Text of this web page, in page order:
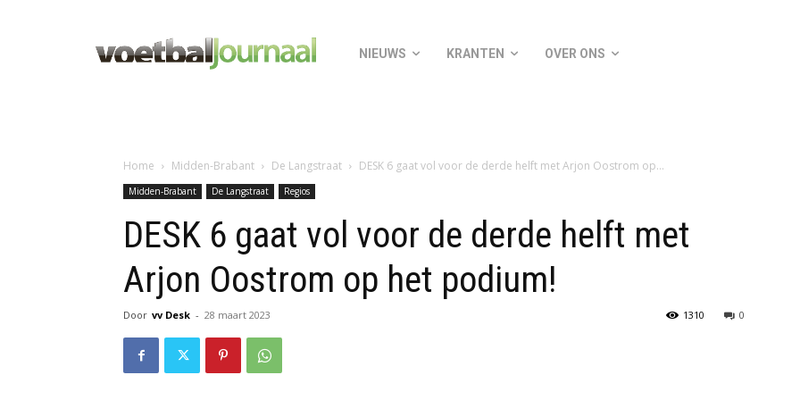
NIEUWS KRANTEN OVER ONS
Home Midden-Brabant De Langstraat DESK 6 gaat vol voor de derde helft met Arjon Oostrom op...
Midden-Brabant De Langstraat Regios
DESK 6 gaat vol voor de derde helft met
Arjon Oostrom op het podium!
Door vv Desk - 28 maart 2023 0
1310